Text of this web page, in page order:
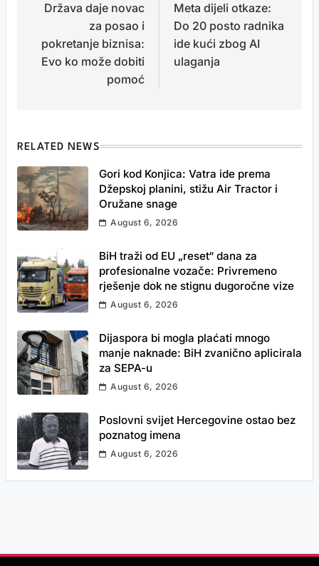
navigation
Država daje novac
za posao i
pokretanje biznisa:
Evo ko može dobiti
pomoć
Meta dijeli otkaze:
Do 20 posto radnika
ide kući zbog AI
ulaganja
RELATED NEWS
Gori kod Konjica: Vatra ide prema
Džepskoj planini, stižu Air Tractor i
Oružane snage
August 6, 2026
BiH traži od EU „reset“ dana za
profesionalne vozače: Privremeno
rješenje dok ne stignu dugoročne vize
August 6, 2026
Dijaspora bi mogla plaćati mnogo
manje naknade: BiH zvanično aplicirala
za SEPA-u
August 6, 2026
Poslovni svijet Hercegovine ostao bez
poznatog imena
August 6, 2026